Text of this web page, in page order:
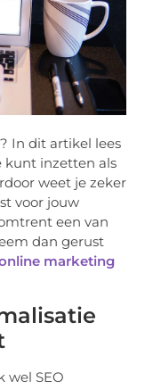
? In dit artikel lees
kunt inzetten als
weet je zeker
voor jouw
een van
dan gerust
marketing
wel SEO